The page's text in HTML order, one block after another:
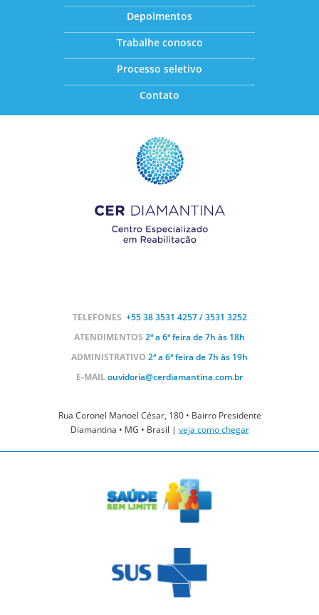
Depoimentos
Trabalhe conosco
Processo seletivo
Contato
TELEFONES +55 383531 4257 / 3531 3252
ATENDIMENTOS 2ª a 6ª feira de 7h às 18h
ADMINISTRATIVO 2ª a 6ª feira de 7h às 19h
E-MAILouvidoria@cerdiamantina.com.br
Rua Coronel Manoel César, 180 • Bairro Presidente
Diamantina • MG • Brasil | veja como chegar